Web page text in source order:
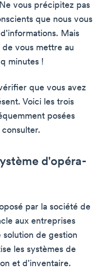
vous précipitez pas
que nous vous
Mais
de vous mettre au
minutes !
que vous avez
Voici les trois
posées
d'opéra-
par la société de
aux entreprises
solution de gestion
les systèmes de
et d'inventaire.